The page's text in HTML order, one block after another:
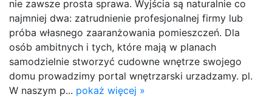
nie zawsze prosta sprawa. Wyjścia są naturalnie co
najmniej dwa: zatrudnienie profesjonalnej firmy lub
próba własnego zaaranżowania pomieszczeń. Dla
osób ambitnych i tych, które mają w planach
samodzielnie stworzyć cudowne wnętrze swojego
domu prowadzimy portal wnętrzarski urzadzamy. pl.
W naszym p... pokaż więcej »